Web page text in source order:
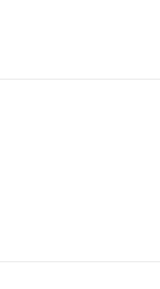
подано 1047 заявок
которая пройдет в
из них (494)
Euro Shoes